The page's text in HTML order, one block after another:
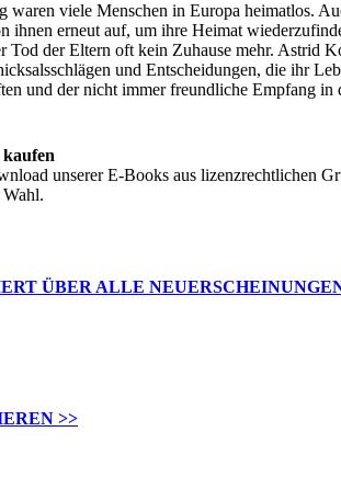
waren viele Menschen in Europa heimatlos.
ihnen erneut auf, um ihre Heimat
Tod der Eltern oft kein Zuhause mehr. Astrid
und Entscheidungen, die ihr
und der nicht immer freundliche Empfang
kaufen
unserer E-Books aus lizenzrechtlichen
ÜBER ALLE
>>